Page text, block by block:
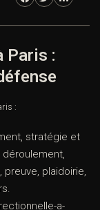
Paris :
:
stratégie et
plaidoirie,
a-